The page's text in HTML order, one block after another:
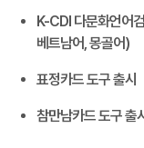
K-CDI 다문화언어
베트남어, 몽골어)
표정카드 도구 출시
참만남카드 도구 출시